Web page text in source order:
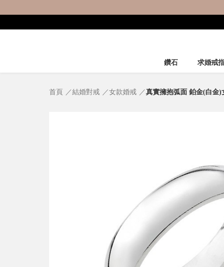
鑽石 求婚戒
首頁 結婚對戒 女款婚戒 真實擁抱弧面 鉑金(白金)